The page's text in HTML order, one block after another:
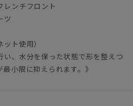
レンチフロント
ツ
ト使用）
い、水分を保った状態で形を整えつ
小限に抑えられます。》